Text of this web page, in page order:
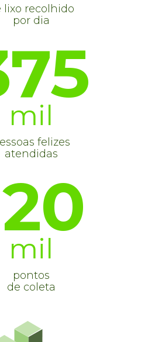
lixo recolhido
por dia
mil
felizes
atendidas
mil
pontos
de coleta